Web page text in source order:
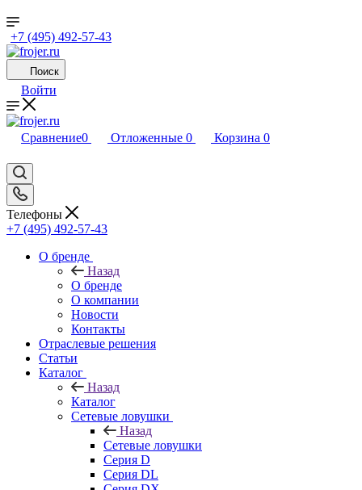
+7 (495) 492-57-43
Поиск
Войти
Сравнение0 Отложенные 0 Корзина 0
Телефоны
+7 (495) 492-57-43
О бренде
Назад
О бренде
О компании
Новости
Контакты
Отраслевые решения
Статьи
Каталог
Назад
Каталог
Сетевые ловушки
Назад
Сетевые ловушки
Серия D
Серия DL